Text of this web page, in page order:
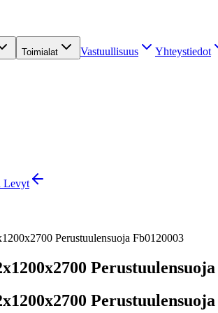
Toimialat Vastuullisuus Yhteystiedot
Levyt
Perustuulensuoja Fb0120003
Perustuulensuoja
Perustuulensuoja